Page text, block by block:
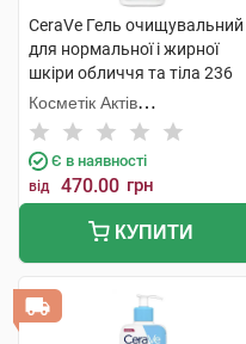
CeraVe Гель очищувальний
для нормальної і жирної
шкіри обличчя та тіла 236
мл 1 флакон
Косметік Актів
Інтернаціональ
Є в наявності
від 470.00 грн
КУПИТИ